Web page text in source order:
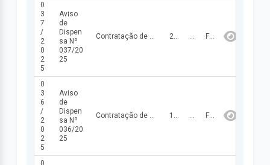
0
3
7
/
2
0
2
5
Aviso
de
Dispen
sa Nº
037/20
25
Contratação de empresa para prestação de serviços de reforma dos postos de saúde do Município de Santo Antônio dos Milagres - PI. 23/12/2025 124.956,91 FINALIZADA
0
3
6
/
2
0
2
5
Aviso
de
Dispen
sa Nº
036/20
25
Contratação de empresa para prestação de serviços técnicos de engenharia contemplando estudo geotécnico de sondagem, estudo de caracterização do solo e levantamento topográfico planialtimétrico, conforme demanda do Município de Santo Antônio dos Milagres - PI. 16/12/2025 32.775,00 FINALIZADA
0